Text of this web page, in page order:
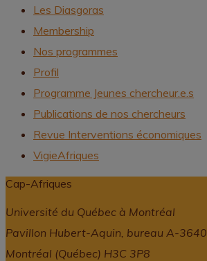
Les Diasgoras
Membership
Nos programmes
Profil
Programme Jeunes chercheur.e.s
Publications de nos chercheurs
Revue Interventions économiques
VigieAfriques
Cap-Afriques
Université du Québec à Montréal
Pavillon Hubert-Aquin, bureau A-3640
Montréal (Québec) H3C 3P8